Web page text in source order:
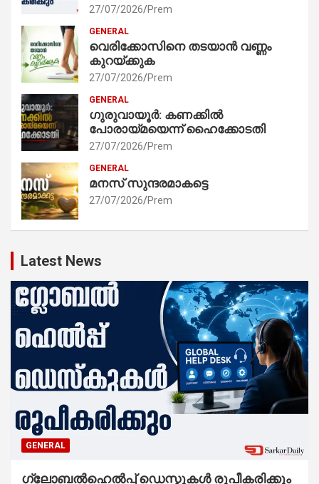
27/07/2026 Prem
GENERAL
വെരിക്കോസിനെ തടയാൻ വണ്ണം
കുറയ്ക്കുക
27/07/2026 Prem
GENERAL
ഗുരുവായൂർ: കണക്കിൽ
പോരായ്മയെന്ന് ഹൈക്കോടതി
27/07/2026 Prem
GENERAL
മനസ് സുന്ദരമാകട്ടെ
27/07/2026 Prem
Latest News
GENERAL
ഗ്ലോബൽഹെൽപ്പ് ഡെസ്കുകൾ രൂപീകരിക്കും